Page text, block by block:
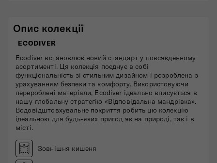
Опис колекції
ECODIVER
Ecodiver встановлює новий стандарт у повсякденному
асортименті. Ця колекція поєднує в собі
функціональність зі стильним дизайном і розроблена з
урахуванням безпеки та комфорту. Використовуючи
перероблені матеріали, Ecodiver ідеально вписується в
нашу глобальну стратегію «Відповідальна мандрівка».
Водовідштовхувальне покриття робить цю колекцію
ідеальною для будь-яких пригод як на природі, так і в
місті.
Зовнішня кишеня